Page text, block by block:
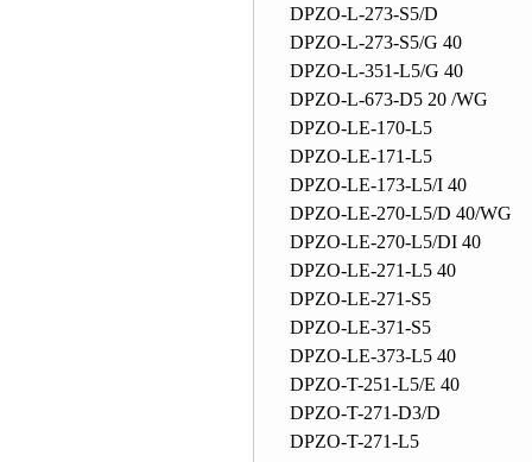
DPZO-L-273-S5/D
DPZO-L-273-S5/G 40
DPZO-L-351-L5/G 40
DPZO-L-673-D5 20 /WG
DPZO-LE-170-L5
DPZO-LE-171-L5
DPZO-LE-173-L5/I 40
DPZO-LE-270-L5/D 40/WG
DPZO-LE-270-L5/DI 40
DPZO-LE-271-L5 40
DPZO-LE-271-S5
DPZO-LE-371-S5
DPZO-LE-373-L5 40
DPZO-T-251-L5/E 40
DPZO-T-271-D3/D
DPZO-T-271-L5